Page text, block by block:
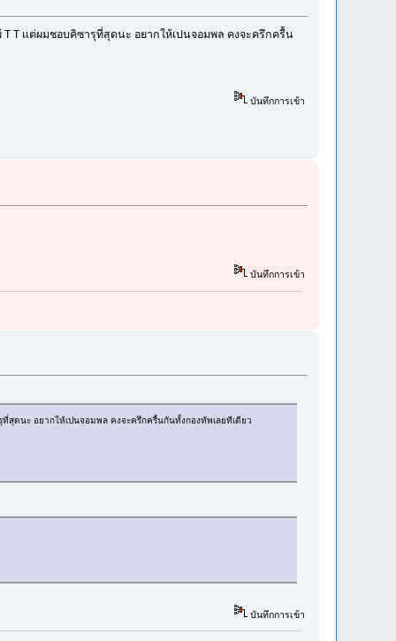
T T แต่ผมชอบคิซารุที่สุดนะ อยากให้เปนจอมพล คงจะครึกครื้น
บันทึกการเข้า
บันทึกการเข้า
สุดนะ อยากให้เปนจอมพล คงจะครึกครื้นกันทั้งกองทัพเลยทีเดียว
บันทึกการเข้า